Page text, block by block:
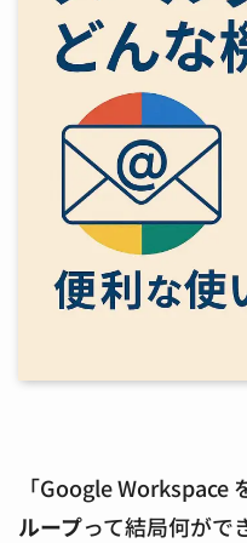
「Google Workspace
ループって結局何がで